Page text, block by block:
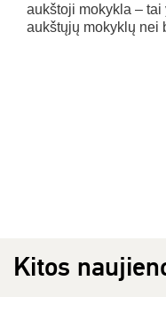
aukštoji mokykla – tai
aukštųjų mokyklų nei
Kitos